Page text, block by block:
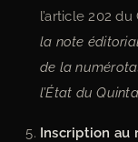
l’article 202
la note
de la
l’État du
Inscription au